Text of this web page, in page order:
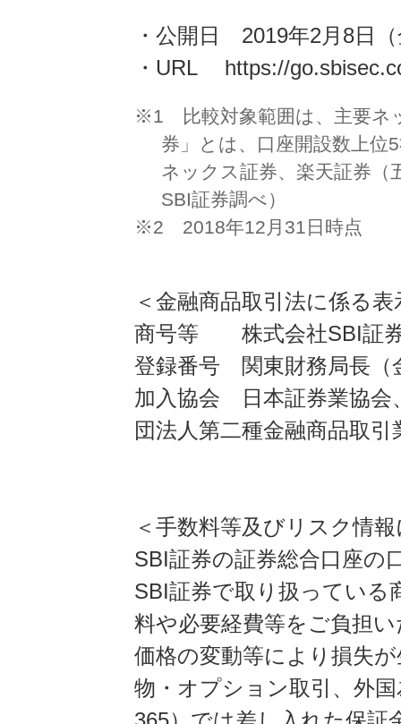
・公開日 2019年2月8日
・URL https://
※1 比較対象範囲は、主要ネ
券」とは、口座開設数上位
ネックス証券、楽天証券（
SBI証券調べ）
※2 2018年12月31日時点
＜金融商品取引法に係る表
商号等 株式会社SBI証
登録番号 関東財務局長（
加入協会 日本証券業協会
団法人第二種金融商品取引
＜手数料等及びリスク情
SBI証券の証券総合口座の
SBI証券で取り扱っている
料や必要経費等をご負担
価格の変動等により損失
物・オプション取引、外